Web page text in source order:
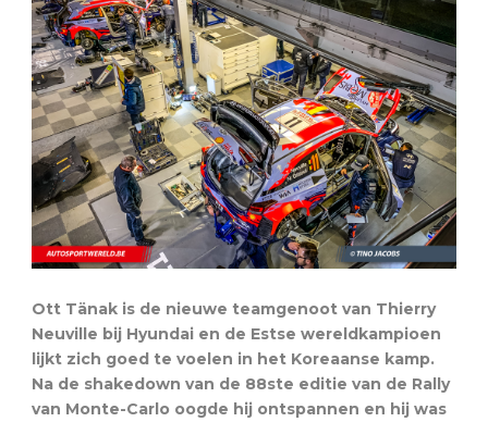
Ott Tänak is de nieuwe teamgenoot van Thierry
Neuville bij Hyundai en de Estse wereldkampioen
lijkt zich goed te voelen in het Koreaanse kamp.
Na de shakedown van de 88ste editie van de Rally
van Monte-Carlo oogde hij ontspannen en hij was